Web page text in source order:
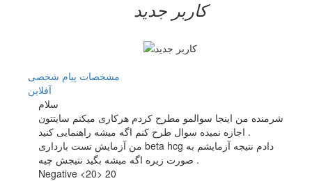
کاربر جدید
مشخصات پیام شخصی
آفلاين
سلام
شرمنده من اینجا سوالمو مطرح کردم هرکاری میکنم سایتتون
اجازه نمیده سوال طرح کنم اگه میشه راهنمایی کنید .
من آزمایش تست بارداری beta hcg دادم نتیجه آزمایشم به
صورت زیره اگه میشه بگید نتیجش چیه .
Negative <20> 20